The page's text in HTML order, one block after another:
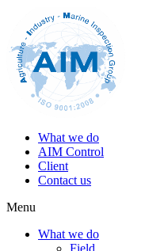
What we do
AIM Control
Client
Contact us
Menu
What we do